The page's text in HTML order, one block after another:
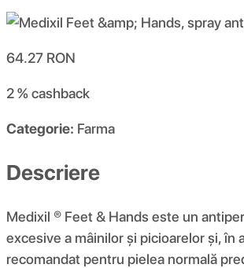
64.27 RON
2 %cashback
Categorie: Farma
Descriere
Medixil ® Feet & Hands este un
excesive a mâinilor și picioarelor și,
recomandat pentru pielea normală